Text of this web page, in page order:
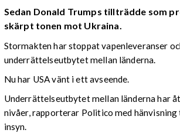
Sedan Donald Trumps tillträdde som
skärpt tonen mot Ukraina.
Stormakten har stoppat vapenleveranser
underrättelseutbytet mellan länderna.
Nu har USA vänt i ett avseende.
Underrättelseutbytet mellan länderna har
nivåer, rapporterar Politico med
insyn.